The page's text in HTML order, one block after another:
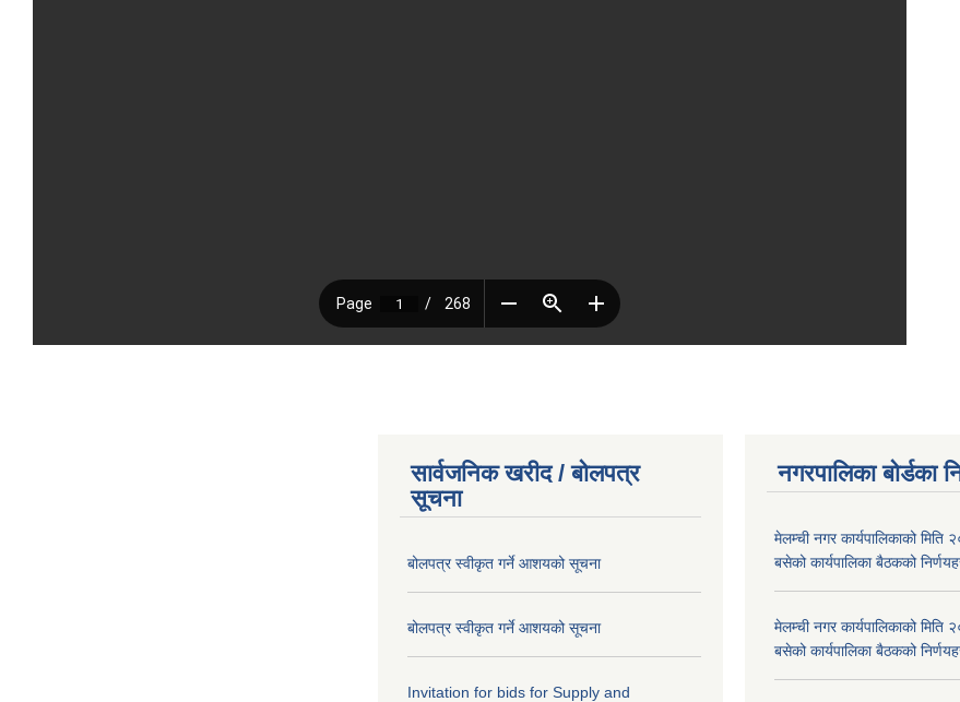
सार्वजनिक खरीद / बोलपत्र
सूचना
बोलपत्र स्वीकृत गर्ने आशयको सूचना
बोलपत्र स्वीकृत गर्ने आशयको सूचना
Invitation for bids for Supply and
नगरपालिका बोर्डका
मेलम्ची नगर कार्यपालिकाको
बसेको कार्यपालिका बैठकको
मेलम्ची नगर कार्यपालिकाको
बसेको कार्यपालिका बैठकको